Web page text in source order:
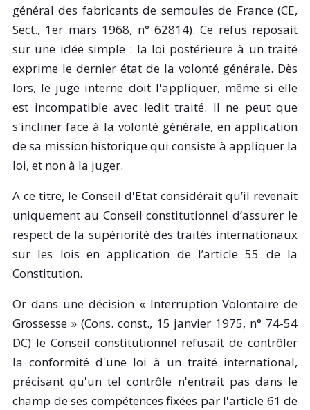
général des fabricants de semoules de France (CE,
Sect., 1er mars 1968, n° 62814). Ce refus reposait
sur une idée simple : la loi postérieure à un traité
exprime le dernier état de la volonté générale. Dès
lors, le juge interne doit l'appliquer, même si elle
est incompatible avec ledit traité. Il ne peut que
s'incliner face à la volonté générale, en application
de sa mission historique qui consiste à appliquer la
loi, et non à la juger.
A ce titre, le Conseil d'Etat considérait qu’il revenait
uniquement au Conseil constitutionnel d’assurer le
respect de la supériorité des traités internationaux
sur les lois en application de l’article 55 de la
Constitution.
Or dans une décision « Interruption Volontaire de
Grossesse » (Cons. const., 15 janvier 1975, n° 74-54
DC) le Conseil constitutionnel refusait de contrôler
la conformité d'une loi à un traité international,
précisant qu'un tel contrôle n'entrait pas dans le
champ de ses compétences fixées par l'article 61 de